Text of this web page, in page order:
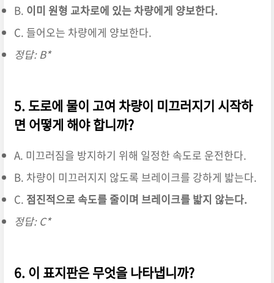
B. 이미 원형 교차로에 있는 차량에게 양보한다.
C. 들어오는 차량에게 양보한다.
정답: B*
5. 도로에 물이 고여 차량이 미끄러지기 시작하
면 어떻게 해야 합니까?
A. 미끄러짐을 방지하기 위해 일정한 속도로 운전한다.
B. 차량이 미끄러지지 않도록 브레이크를 강하게 밟는다.
C. 점진적으로 속도를 줄이며 브레이크를 밟지 않는다.
정답: C*
6. 이 표지판은 무엇을 나타냅니까?